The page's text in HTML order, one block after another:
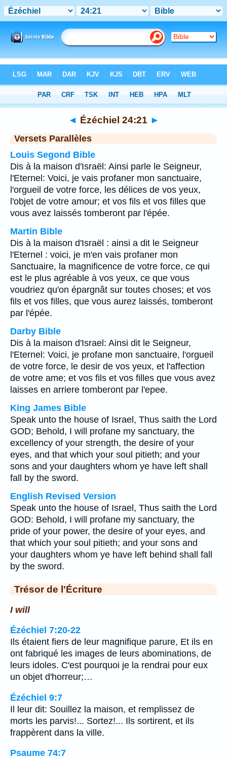
Chapitre 24> Verset 21
◄ Ézéchiel 24:21 ►
Versets Parallèles
Louis Segond Bible
Dis à la maison d'Israël: Ainsi parle le Seigneur,
l'Eternel: Voici, je vais profaner mon sanctuaire,
l'orgueil de votre force, les délices de vos yeux,
l'objet de votre amour; et vos fils et vos filles que
vous avez laissés tomberont par l'épée.
Martin Bible
Dis à la maison d'Israël : ainsi a dit le Seigneur
l'Eternel : voici, je m'en vais profaner mon
Sanctuaire, la magnificence de votre force, ce qui
est le plus agréable à vos yeux, ce que vous
voudriez qu'on épargnât sur toutes choses; et vos
fils et vos filles, que vous aurez laissés, tomberont
par l'épée.
Darby Bible
Dis à la maison d'Israel: Ainsi dit le Seigneur,
l'Eternel: Voici, je profane mon sanctuaire, l'orgueil
de votre force, le desir de vos yeux, et l'affection
de votre ame; et vos fils et vos filles que vous avez
laisses en arriere tomberont par l'epee.
King James Bible
Speak unto the house of Israel, Thus saith the Lord
GOD; Behold, I will profane my sanctuary, the
excellency of your strength, the desire of your
eyes, and that which your soul pitieth; and your
sons and your daughters whom ye have left shall
fall by the sword.
English Revised Version
Speak unto the house of Israel, Thus saith the Lord
GOD: Behold, I will profane my sanctuary, the
pride of your power, the desire of your eyes, and
that which your soul pitieth; and your sons and
your daughters whom ye have left behind shall fall
by the sword.
Trésor de l'Écriture
I will
Ézéchiel 7:20-22
Ils étaient fiers de leur magnifique parure, Et ils en
ont fabriqué les images de leurs abominations, de
leurs idoles. C'est pourquoi je la rendrai pour eux
un objet d'horreur;…
Ézéchiel 9:7
Il leur dit: Souillez la maison, et remplissez de
morts les parvis!... Sortez!... Ils sortirent, et ils
frappèrent dans la ville.
Psaume 74:7